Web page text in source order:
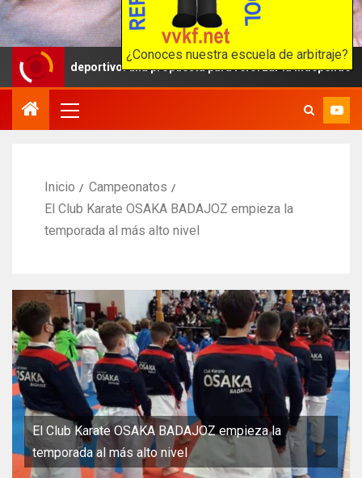
¿Conoces nuestra escuela de arbitraje?
deportivo: una propuesta para reforzar la independencia arbitral
Inicio
Campeonatos
El Club Karate OSAKA BADAJOZ empieza la
temporada al más alto nivel
El Club Karate OSAKA BADAJOZ empieza la
temporada al más alto nivel